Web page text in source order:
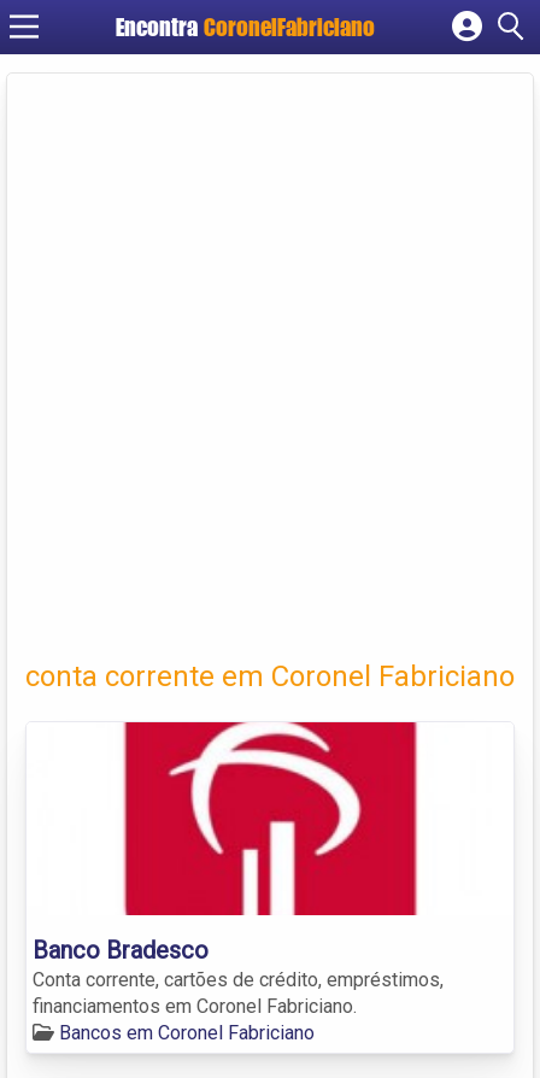
Encontra CoronelFabriciano
Cadastrar empresa
conta corrente em Coronel Fabriciano
Banco Bradesco
Conta corrente, cartões de crédito, empréstimos,
financiamentos em Coronel Fabriciano.
Bancos em Coronel Fabriciano